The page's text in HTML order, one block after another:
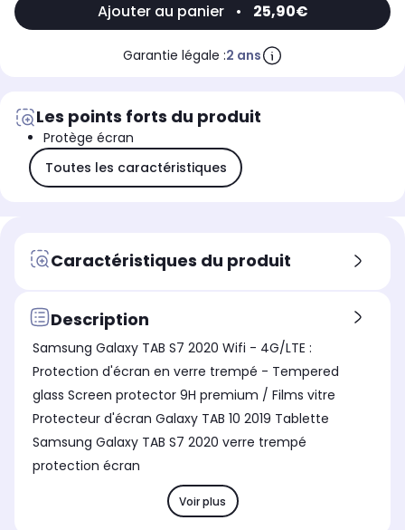
Ajouter au panier • 25,90€
Garantie légale :2 ans
Les points forts du produit
Protège écran
Toutes les caractéristiques
Caractéristiques du produit
Description
Samsung Galaxy TAB S7 2020 Wifi - 4G/LTE :
Protection d'écran en verre trempé - Tempered
glass Screen protector 9H premium / Films vitre
Protecteur d'écran Galaxy TAB 10 2019 Tablette
Samsung Galaxy TAB S7 2020 verre trempé
protection écran
Voir plus